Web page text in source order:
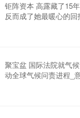
钜阵资本 高露藏了15
反而成了她最暖心的回
聚宝盆 国际法院就气
动全球气候问责进程_